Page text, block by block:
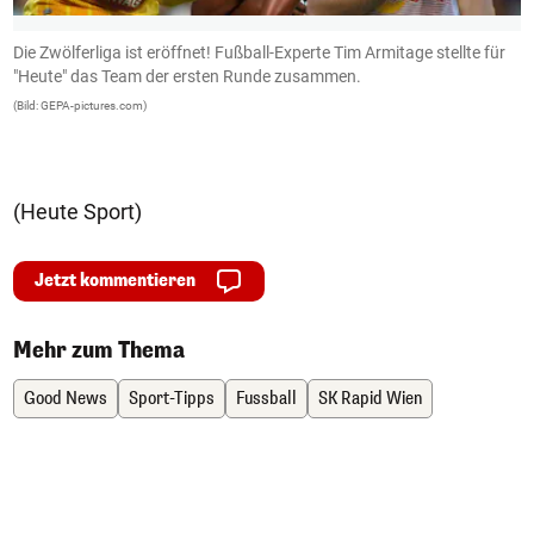
Die Zwölferliga ist eröffnet! Fußball-Experte Tim Armitage stellte für
"Heute" das Team der ersten Runde zusammen.
(Bild: GEPA-pictures.com)
(Heute Sport)
Jetzt kommentieren
Mehr zum Thema
Good News Sport-Tipps Fussball SK Rapid Wien